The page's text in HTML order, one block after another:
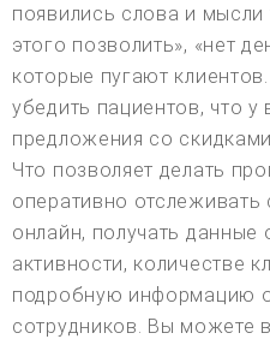
появились слова и мысли
этого позволить», «нет
которые пугают
убедить пациентов, что у
предложения со
Что позволяет делать
оперативно отслеживать
онлайн, получать данные
активности, количестве
подробную информацию
сотрудников. Вы можете